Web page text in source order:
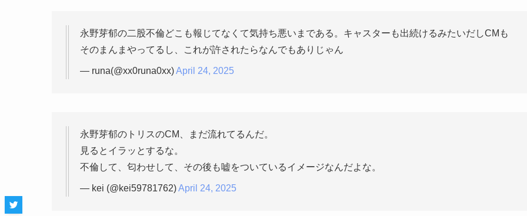
永野芽郁の二股不倫どこも報じてなくて気持ち悪いまである。キャスターも出続けるみたいだしCMも
そのまんまやってるし、これが許されたらなんでもありじゃん
— runa(@xx0runa0xx)April 24, 2025
永野芽郁のトリスのCM、まだ流れてるんだ。
見るとイラッとするな。
不倫して、匂わせして、その後も嘘をついているイメージなんだよな。
— kei (@kei59781762)April 24, 2025